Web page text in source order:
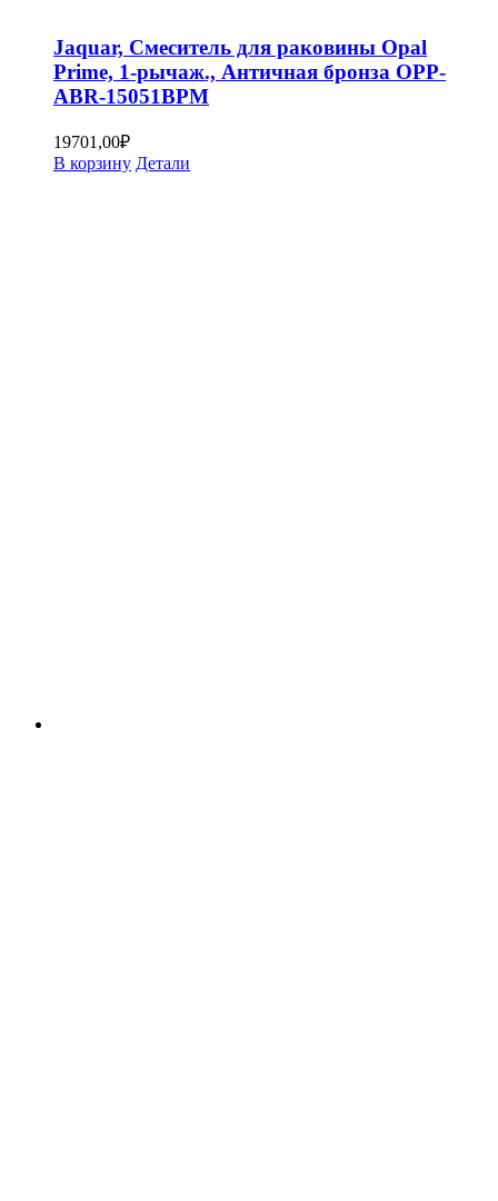
Jaquar, Смеситель для раковины Opal
Prime, 1-рычаж., Античная бронза OPP-
ABR-15051BPM
19701,00₽
В корзину Детали